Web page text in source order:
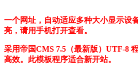
一个网址，自动适应多种大小显示设
亮，请用手机打开查看。
采用帝国CMS 7.5（最新版）UTF-8
高效。此模板程序适合新开站。